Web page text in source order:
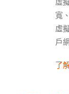
寬
虛
戶
了